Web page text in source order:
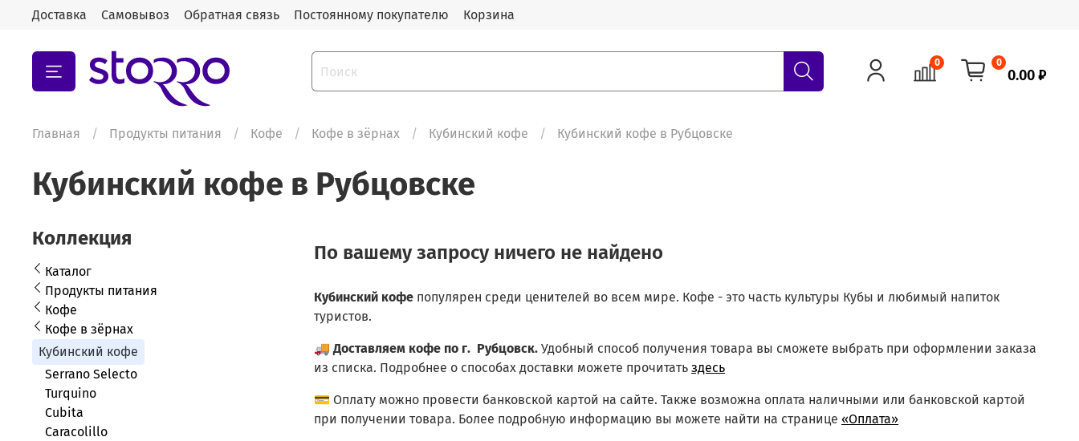
Доставка Самовывоз Обратная связь Постоянному покупателю Корзина
0 0
0.00 ₽
Главная Продукты питания Кофе Кофе в зёрнах Кубинский кофе Кубинский кофе в Рубцовске
Кубинский кофе в Рубцовске
По вашему запросу ничего не найдено
Кубинский кофе популярен среди ценителей во всем мире. Кофе - это часть культуры Кубы и любимый напиток
туристов.
🚚Доставляем кофе по г. Рубцовск.Удобный способ получения товара вы сможете выбрать при оформлении заказа
из списка. Подробнее о способах доставки можете прочитатьздесь
💳 Оплату можно провести банковской картой на сайте. Также возможна оплата наличными или банковской картой
при получении товара. Более подробную информацию вы можете найти на странице«Оплата»
Коллекция
Каталог
Продукты питания
Кофе
Кофе в зёрнах
Кубинский кофе
Serrano Selecto
Turquino
Cubita
Caracolillo